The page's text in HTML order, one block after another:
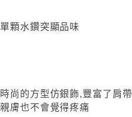
單顆水鑽突顯品味
時尚的方型仿銀飾,豐富了肩
親膚也不會覺得疼痛